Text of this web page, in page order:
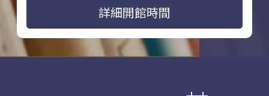
詳細開館時間